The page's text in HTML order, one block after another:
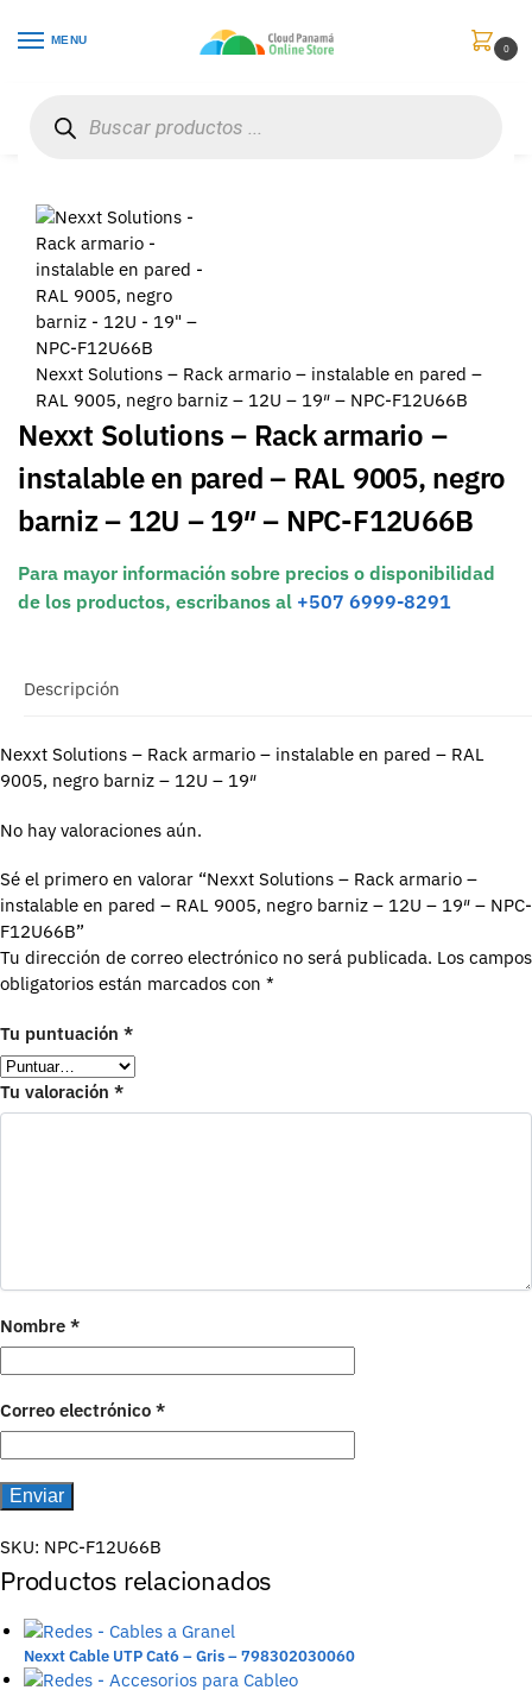
MENU
0
Nexxt Solutions – Rack armario – instalable en pared –
RAL 9005, negro barniz – 12U – 19″ – NPC-F12U66B
Nexxt Solutions – Rack armario –
instalable en pared – RAL 9005, negro
barniz – 12U – 19″ – NPC-F12U66B
Para mayor información sobre precios o disponibilidad
de los productos, escribanos al +507 6999-8291
Descripción
Nexxt Solutions – Rack armario – instalable en pared – RAL
9005, negro barniz – 12U – 19″
No hay valoraciones aún.
Sé el primero en valorar “Nexxt Solutions – Rack armario –
instalable en pared – RAL 9005, negro barniz – 12U – 19″ – NPC-
F12U66B”
Tu dirección de correo electrónico no será publicada. Los campos
obligatorios están marcados con *
Tu puntuación *
Tu valoración *
Nombre *
Correo electrónico *
SKU: NPC-F12U66B
Productos relacionados
Nexxt Cable UTP Cat6 – Gris – 798302030060